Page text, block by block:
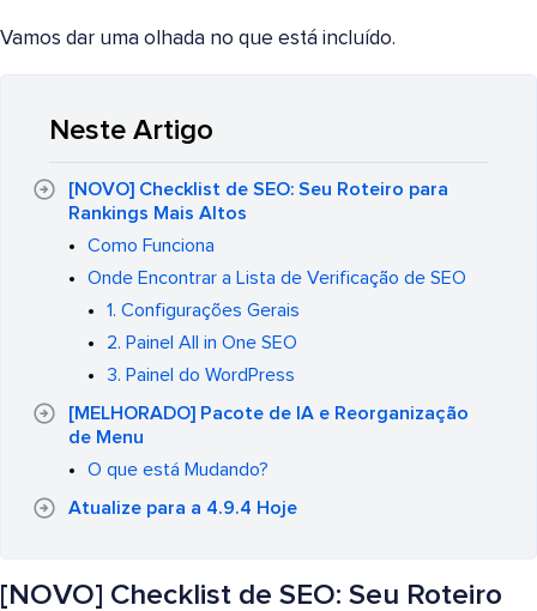
Vamos dar uma olhada no que está incluído.
Neste Artigo
[NOVO] Checklist de SEO: Seu Roteiro para
Rankings Mais Altos
Como Funciona
Onde Encontrar a Lista de Verificação de SEO
1. Configurações Gerais
2. Painel All in One SEO
3. Painel do WordPress
[MELHORADO] Pacote de IA e Reorganização
de Menu
O que está Mudando?
Atualize para a 4.9.4 Hoje
[NOVO] Checklist de SEO: Seu Roteiro